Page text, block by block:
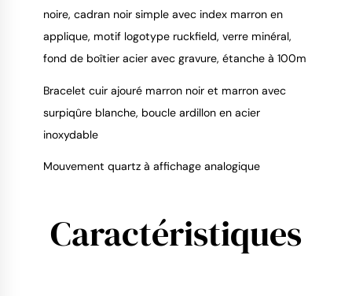
noire, cadran noir simple avec index marron en
applique, motif logotype ruckfield, verre minéral,
fond de boîtier acier avec gravure, étanche à 100m
Bracelet cuir ajouré marron noir et marron avec
surpiqûre blanche, boucle ardillon en acier
inoxydable
Mouvement quartz à affichage analogique
Caractéristiques